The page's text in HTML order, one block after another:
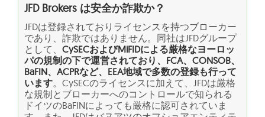
JFD Brokers は安全か詐欺か？
JFDは登録されておりライセンスを持つブローカー
であり、詐欺ではありません。同社はJFDグループ
として、 CySECおよびMiFIDによる厳格なヨーロッ
パの規制の下で運営されており、FCA、CONSOB、
BaFIN、ACPRなど、EEA地域で多数の登録も行って
います。CySECのライセンスに加えて、JFDは厳格
な規制とブローカーへのコントロールで知られる
ドイツのBaFINによっても厳格に認可されていま